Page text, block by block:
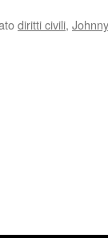
diritti civili,